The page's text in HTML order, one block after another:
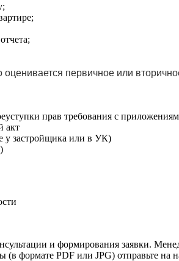
оценивается первичное или
прав требования с
акт
у застройщика или в УК)
и формирования заявки.
(в формате PDF или JPG) отправьте на